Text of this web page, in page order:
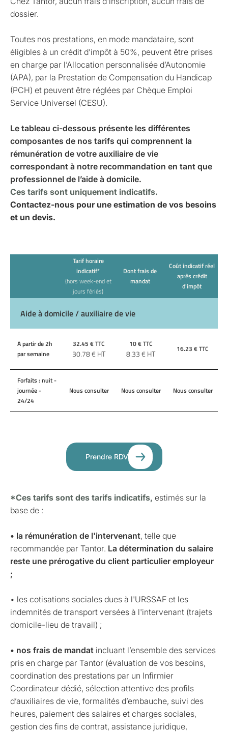
dossier.
Toutes nos prestations, en mode mandataire, sont
éligibles à un crédit d’impôt à 50%, peuvent être prises
en charge par l’Allocation personnalisée d’Autonomie
(APA), par la Prestation de Compensation du Handicap
(PCH) et peuvent être réglées par Chèque Emploi
Service Universel (CESU).
Le tableau ci-dessous présente les différentes
composantes de nos tarifs qui comprennent la
rémunération de votre auxiliaire de vie
correspondant à notre recommandation en tant que
professionnel de l’aide à domicile.
Ces tarifs sont uniquement indicatifs.
Contactez-nous pour une estimation de vos besoins
et un devis.
Tarif horaire
indicatif*
(hors week-end et
jours fériés)
Dont frais de
mandat
Coût indicatif réel
après crédit
d'impôt
Aide à domicile / auxiliaire de vie
A partir de 2h
par semaine
32.45 € TTC
30.78€ HT
10€ TTC
8.33€ HT 16.23 € TTC
Forfaits : nuit -
journée -
24/24
Nous consulter Nous consulter Nous consulter
Prendre RDV
*Ces tarifs sont des tarifs indicatifs, estimés sur la
base de :
• la rémunération de l'intervenant, telle que
recommandée par Tantor. La détermination du salaire
reste une prérogative du client particulier employeur
;
• les cotisations sociales dues à l'URSSAF et les
indemnités de transport versées à l'intervenant (trajets
domicile-lieu de travail) ;
• nos frais de mandat incluant l’ensemble des services
pris en charge par Tantor (évaluation de vos besoins,
coordination des prestations par un Infirmier
Coordinateur dédié, sélection attentive des profils
d’auxiliaires de vie, formalités d’embauche, suivi des
heures, paiement des salaires et charges sociales,
gestion des fins de contrat, assistance juridique,